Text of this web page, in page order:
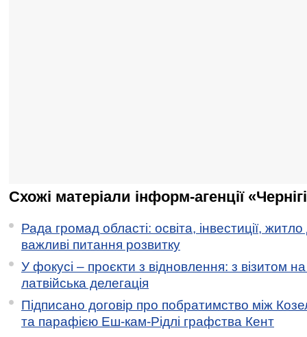
Схожі матеріали інформ-агенції
Рада громад області: освіта, інвестиції,
важливі питання розвитку
У фокусі – проєкти з відновлення: з візитом
латвійська делегація
Підписано договір про побратимство між
та парафією Еш-кам-Рідлі графства Кент